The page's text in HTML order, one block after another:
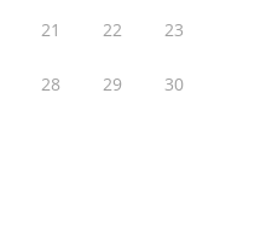
21 22 23
28 29 30